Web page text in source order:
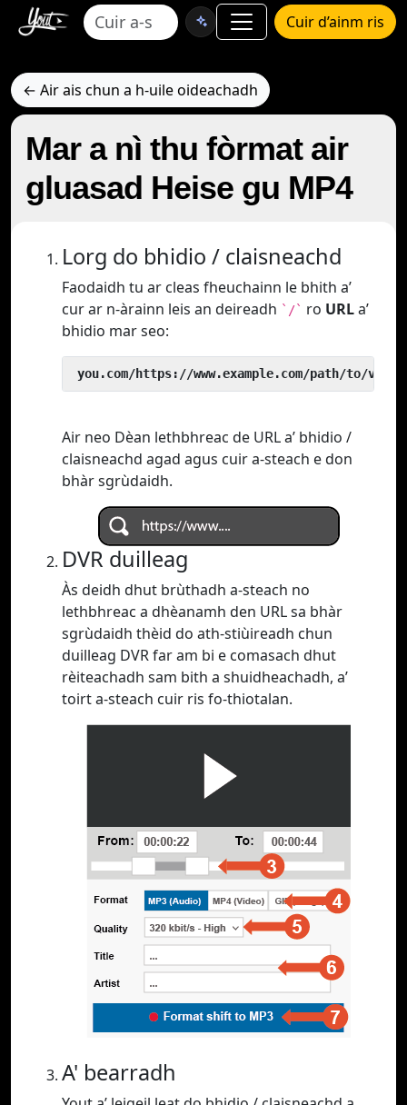
Cuir d’ainm ris
← Air ais chun a h-uile oideachadh
Mar a nì thu fòrmat air
gluasad Heise gu MP4
Lorg do bhidio / claisneachd
Faodaidh tu ar cleas fheuchainn le bhith a’
cur ar n-àrainn leis an deireadh `/` ro URLa’
bhidio mar seo:
you.com/https://www.example.com/path/to/video
Air neo Dèan lethbhreac de URL a’ bhidio /
claisneachd agad agus cuir a-steach e don
bhàr sgrùdaidh.
DVR duilleag
Às deidh dhut brùthadh a-steach no
lethbhreac a dhèanamh den URL sa bhàr
sgrùdaidh thèid do ath-stiùireadh chun
duilleag DVR far am bi e comasach dhut
rèiteachadh sam bith a shuidheachadh, a’
toirt a-steach cuir ris fo-thiotalan.
A' bearradh